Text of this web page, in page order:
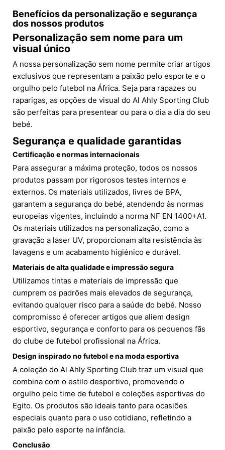
Benefícios da personalização e segurança
dos nossos produtos
Personalização sem nome para um
visual único
A nossa personalização sem nome permite criar artigos
exclusivos que representam a paixão pelo esporte e o
orgulho pelo futebol na África. Seja para rapazes ou
raparigas, as opções de visual do Al Ahly Sporting Club
são perfeitas para presentear ou para o dia a dia do seu
bebé.
Segurança e qualidade garantidas
Certificação e normas internacionais
Para assegurar a máxima proteção, todos os nossos
produtos passam por rigorosos testes internos e
externos. Os materiais utilizados, livres de BPA,
garantem a segurança do bebé, atendendo às normas
europeias vigentes, incluindo a norma NF EN 1400+A1.
Os materiais utilizados na personalização, como a
gravação a laser UV, proporcionam alta resistência às
lavagens e um acabamento higiénico e durável.
Materiais de alta qualidade e impressão segura
Utilizamos tintas e materiais de impressão que
cumprem os padrões mais elevados de segurança,
evitando qualquer risco para a saúde do bebé. Nosso
compromisso é oferecer artigos que aliem design
esportivo, segurança e conforto para os pequenos fãs
do clube de futebol profissional na África.
Design inspirado no futebol e na moda esportiva
A coleção do Al Ahly Sporting Club traz um visual que
combina com o estilo desportivo, promovendo o
orgulho pelo time de futebol e coleções esportivas do
Egito. Os produtos são ideais tanto para ocasiões
especiais quanto para o uso cotidiano, refletindo a
paixão pelo esporte na infância.
Conclusão